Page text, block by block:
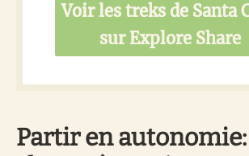
Voir les treks de Santa
sur Explore Share
Partir en